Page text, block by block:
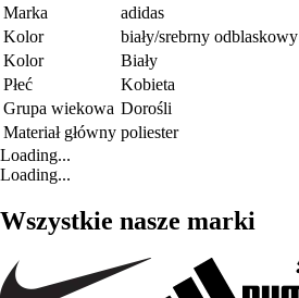
Marka
adidas
Kolor
biały/srebrny odblaskowy
Kolor
Biały
Płeć
Kobieta
Grupa wiekowa Dorośli
Materiał główny poliester
Loading...
Loading...
Wszystkie nasze marki